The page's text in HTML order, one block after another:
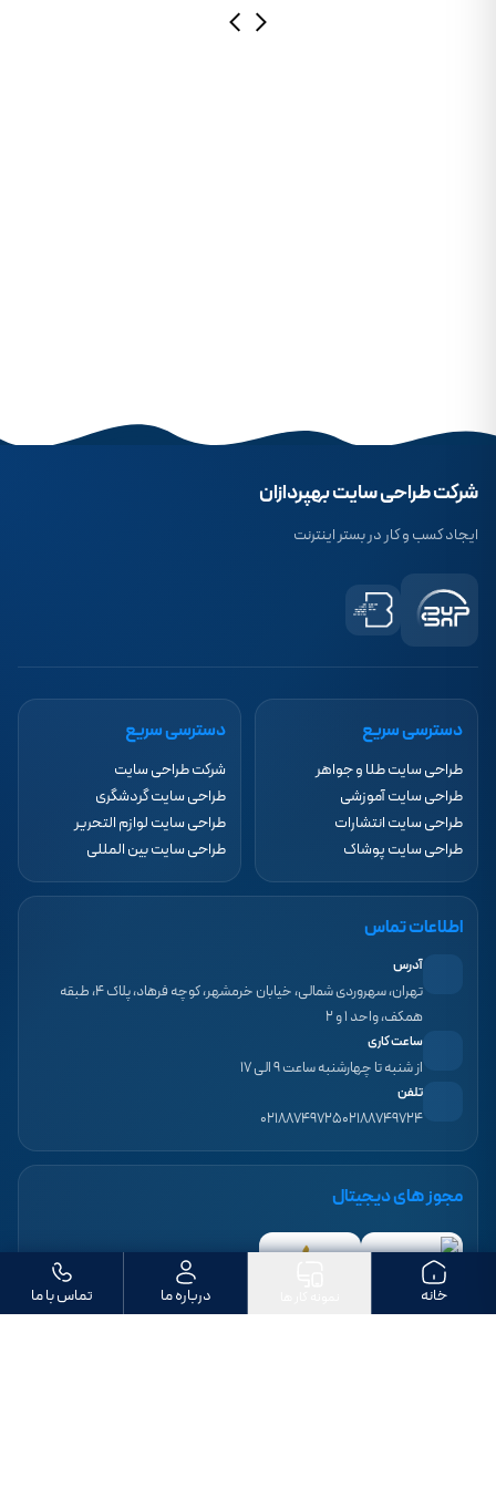
شرکت طراحی سایت بهپردازان
ایجاد کسب و کار در بستر اینترنت
دسترسی سریع
طراحی سایت طلا و جواهر
طراحی سایت آموزشی
طراحی سایت انتشارات
طراحی سایت پوشاک
دسترسی سریع
شرکت طراحی سایت
طراحی سایت گردشگری
طراحی سایت لوازم التحریر
طراحی سایت بین المللی
اطلاعات تماس
آدرس
تهران، سهروردی شمالی، خیابان خرمشهر، کوچه فرهاد، پلاک ۴، طبقه
همکف، واحد ۱ و ۲
ساعت کاری
از شنبه تا چهارشنبه ساعت ۹ الی ۱۷
تلفن
۰۲۱۸۸۷۴۹۷۲۴۰۲۱۸۸۷۴۹۷۲۵
مجوز های دیجیتال
خانه درباره ما تماس با ما